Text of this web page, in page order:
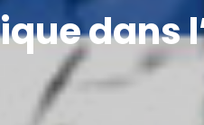
dans